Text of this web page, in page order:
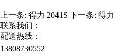
上一条: 得力 2041S 下一条: 得力
联系我们：
配送热线：
13808730552